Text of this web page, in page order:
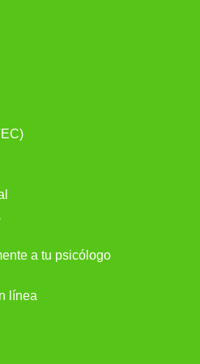
a tu psicólogo
línea